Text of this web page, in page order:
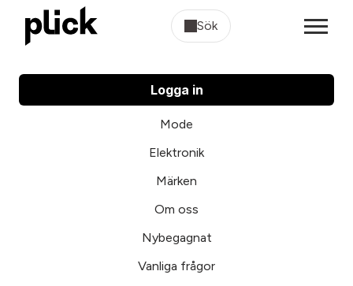
Sök
Logga in
Mode
Elektronik
Märken
Om oss
Nybegagnat
Vanliga frågor